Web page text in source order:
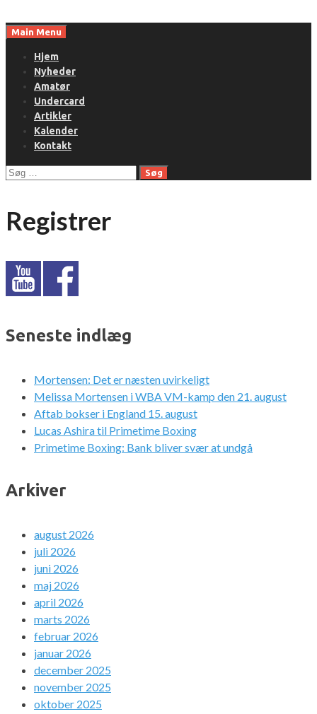
toMain Menu
Hjem
Nyheder
Amatør
Undercard
Artikler
Kalender
Kontakt
Søg
Registrer
Seneste indlæg
Mortensen: Det er næsten uvirkeligt
Melissa Mortensen i WBA VM-kamp den 21. august
Aftab bokser i England 15. august
Lucas Ashira til Primetime Boxing
Primetime Boxing: Bank bliver svær at undgå
Arkiver
august 2026
juli 2026
juni 2026
maj 2026
april 2026
marts 2026
februar 2026
januar 2026
december 2025
november 2025
oktober 2025